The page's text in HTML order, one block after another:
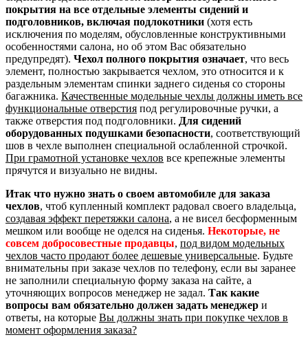
покрытия на все отдельные элементы сидений и
подголовников, включая подлокотники (хотя есть
исключения по моделям, обусловленные конструктивными
особенностями салона, но об этом Вас обязательно
предупредят). Чехол полного покрытия означает, что весь
элемент, полностью закрывается чехлом, это относится и к
раздельным элементам спинки заднего сиденья со стороны
багажника. Качественные модельные чехлы должны иметь все
функциональные отверстия под регулировочные ручки, а
также отверстия под подголовники. Для сидений
оборудованных подушками безопасности, соответствующий
шов в чехле выполнен специальной ослабленной строчкой.
При грамотной установке чехлов все крепежные элементы
прячутся и визуально не видны.
Итак что нужно знать о своем автомобиле для заказа
чехлов, чтоб купленный комплект радовал своего владельца,
создавая эффект перетяжки салона, а не висел бесформенным
мешком или вообще не оделся на сиденья. Некоторые, не
совсем добросовестные продавцы, под видом модельных
чехлов часто продают более дешевые универсальные. Будьте
внимательны при заказе чехлов по телефону, если вы заранее
не заполнили специальную форму заказа на сайте, а
уточняющих вопросов менеджер не задал. Так какие
вопросы вам обязательно должен задать менеджер и
ответы, на которые Вы должны знать при покупке чехлов в
момент оформления заказа?